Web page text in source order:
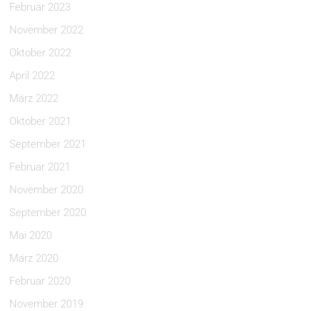
Februar 2023
November 2022
Oktober 2022
April 2022
März 2022
Oktober 2021
September 2021
Februar 2021
November 2020
September 2020
Mai 2020
März 2020
Februar 2020
November 2019